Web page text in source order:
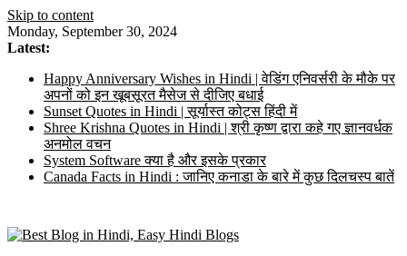
Skip to content
Monday, September 30, 2024
Latest:
Happy Anniversary Wishes in Hindi | वेडिंग एनिवर्सरी के मौके पर
अपनों को इन खूबसूरत मैसेज से दीजिए बधाई
Sunset Quotes in Hindi | सूर्यास्त कोट्स हिंदी में
Shree Krishna Quotes in Hindi | श्री कृष्ण द्वारा कहे गए ज्ञानवर्धक
अनमोल वचन
System Software क्या है और इसके प्रकार
Canada Facts in Hindi : जानिए कनाडा के बारे में कुछ दिलचस्प बातें